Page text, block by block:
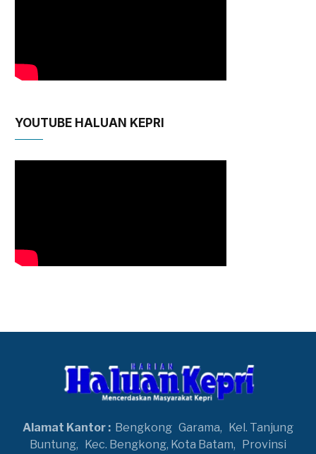
YOUTUBE HALUAN KEPRI
Alamat Kantor : Bengkong Garama, Kel. Tanjung
Buntung, Kec. Bengkong, Kota Batam, Provinsi